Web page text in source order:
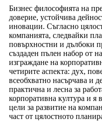
Бизнес философията на
доверие, устойчива
иновации. Съгласно
компанията, следвайки
повърхностни и дълбоки
създаден пълен набор от
изграждане на
четирите аспекта: дух,
всеобхватно насърчава и
практична и лесна за
корпоративна култура и я
цели за развитие на
част от цялостното